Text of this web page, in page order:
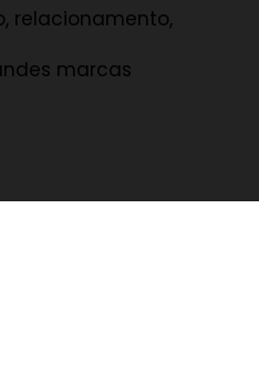
relacionamento,
marcas